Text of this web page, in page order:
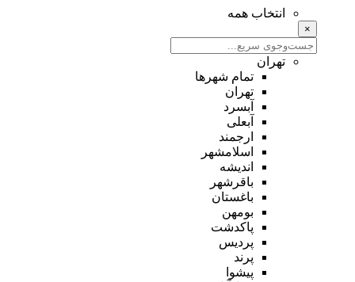
انتخاب همه
×
تهران
تمام شهر‌ها
تهران
آبسرد
آبعلی
ارجمند
اسلامشهر
اندیشه
باقرشهر
باغستان
بومهن
پاکدشت
پردیس
پرند
پیشوا